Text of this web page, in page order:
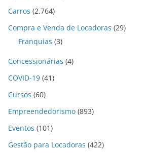
Carros (2.764)
Compra e Venda de Locadoras (29)
Franquias (3)
Concessionárias (4)
COVID-19 (41)
Cursos (60)
Empreendedorismo (893)
Eventos (101)
Gestão para Locadoras (422)